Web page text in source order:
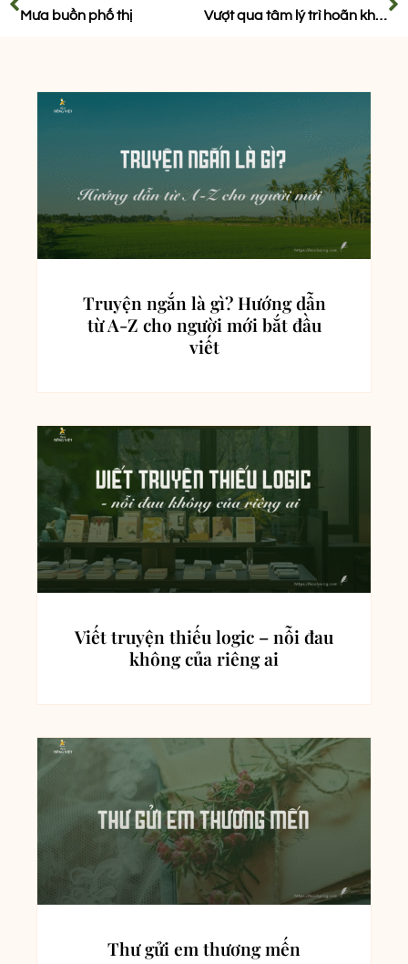
Mưa buồn phố thị Vượt qua tâm lý trì hoãn khi viết: 7 Bí quyết để bạn bắt đầu ngay lập tức
Truyện ngắn là gì? Hướng dẫn
từ A-Z cho người mới bắt đầu
viết
Viết truyện thiếu logic – nỗi đau
không của riêng ai
Thư gửi em thương mến